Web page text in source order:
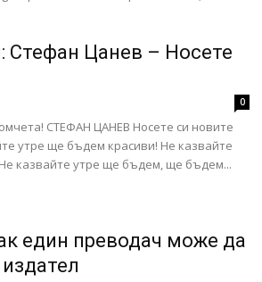
Стефан Цанев – Носете
0
СТЕФАН ЦАНЕВ Носете си новите
утре ще бъдем красиви! Не казвайте
казвайте утре ще бъдем, ще бъдем...
един преводач може да